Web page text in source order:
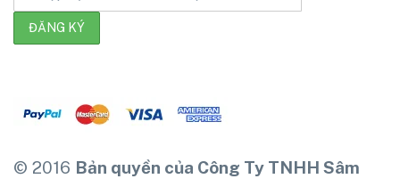
© 2016 Bản quyền của Công Ty TNHH Sâm